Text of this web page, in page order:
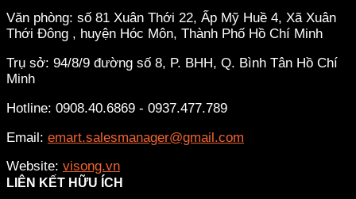
Văn phòng: số 81 Xuân Thới 22, Ấp Mỹ Huề 4, Xã Xuân
Thới Đông , huyện Hóc Môn, Thành Phố Hồ Chí Minh
Trụ sở: 94/8/9 đường số 8, P. BHH, Q. Bình Tân Hồ Chí
Minh
Hotline: 0908.40.6869 - 0937.477.789
Email: emart.salesmanager@gmail.com
Website: visong.vn
LIÊN KẾT HỮU ÍCH